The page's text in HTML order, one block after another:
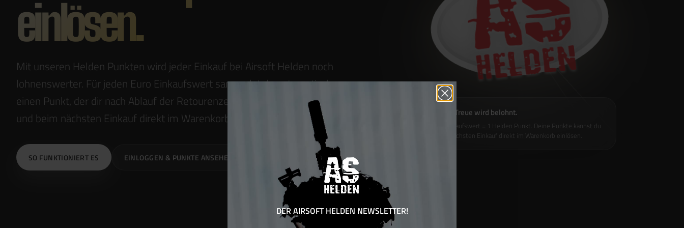
einlösen.
Mit unseren Helden Punkten wird jeder Einkauf bei Airsoft Helden noch
lohnenswerter. Für jeden Euro Einkaufswert sammelst du automatisch
einen Punkt, der dir nach Ablauf der Retourenzeit gutgeschrieben wird
und beim nächsten Einkauf direkt im Warenkorb eingelöst werden kann.
SO FUNKTIONIERT ES EINLOGGEN & PUNKTE ANSEHEN
Deine Treue wird belohnt.
1 € Einkaufswert = 1 Helden Punkt. Deine Punkte kannst du
beim nächsten Einkauf direkt im Warenkorb einlösen.
DER AIRSOFT HELDEN NEWSLETTER!